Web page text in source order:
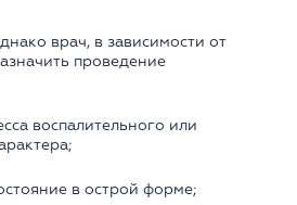
врач, в зависимости от
проведение
воспалительного или
в острой форме;